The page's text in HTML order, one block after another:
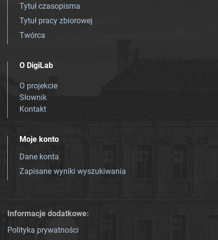
Tytuł czasopisma
Tytuł pracy zbiorowej
Twórca
O DigiLab
O projekcie
Słownik
Kontakt
Moje konto
Dane konta
Zapisane wyniki wyszukiwania
Informacje dodatkowe:
Polityka prywatności